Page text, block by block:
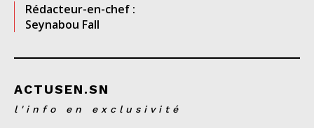
Rédacteur-en-chef :
Seynabou Fall
ACTUSEN.SN
l'info en exclusivité